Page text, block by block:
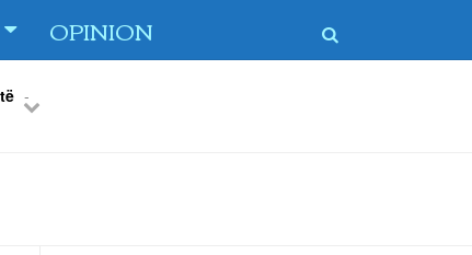
OPINION
PreviousNext